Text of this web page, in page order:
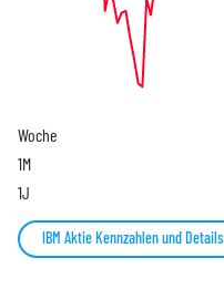
Woche
1M
1J
IBM Aktie Kennzahlen und Details